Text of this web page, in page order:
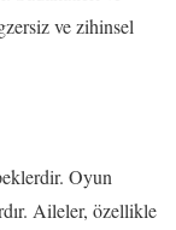
ve zihinsel
Oyun
Aileler, özellikle